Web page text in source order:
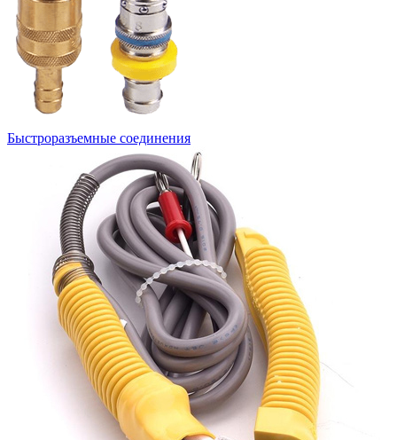
Быстроразъемные соединения